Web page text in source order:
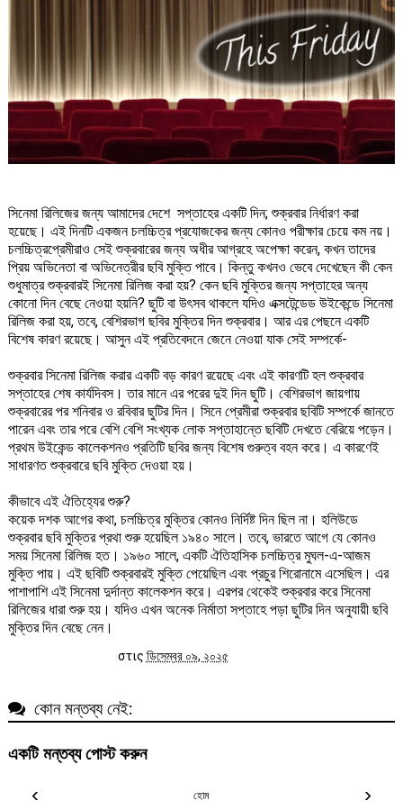
সিনেমা রিলিজের জন্য আমাদের দেশে সপ্তাহের একটি দিন; শুক্রবার নির্ধারণ করা
হয়েছে। এই দিনটি একজন চলচ্চিত্র প্রযোজকের জন্য কোনও পরীক্ষার চেয়ে কম নয়।
চলচ্চিত্রপ্রেমীরাও সেই শুক্রবারের জন্য অধীর আগ্রহে অপেক্ষা করেন, কখন তাদের
প্রিয় অভিনেতা বা অভিনেত্রীর ছবি মুক্তি পাবে। কিন্তু কখনও ভেবে দেখেছেন কী কেন
শুধুমাত্র শুক্রবারই সিনেমা রিলিজ করা হয়? কেন ছবি মুক্তির জন্য সপ্তাহের অন্য
কোনো দিন বেছে নেওয়া হয়নি? ছুটি বা উৎসব থাকলে যদিও এক্সটেন্ডেড উইকেন্ডে সিনেমা
রিলিজ করা হয়, তবে, বেশিরভাগ ছবির মুক্তির দিন শুক্রবার। আর এর পেছনে একটি
বিশেষ কারণ রয়েছে। আসুন এই প্রতিবেদনে জেনে নেওয়া যাক সেই সম্পর্কে-
শুক্রবার সিনেমা রিলিজ করার একটি বড় কারণ রয়েছে এবং এই কারণটি হল শুক্রবার
সপ্তাহের শেষ কার্যদিবস। তার মানে এর পরের দুই দিন ছুটি। বেশিরভাগ জায়গায়
শুক্রবারের পর শনিবার ও রবিবার ছুটির দিন। সিনে প্রেমীরা শুক্রবার ছবিটি সম্পর্কে জানতে
পারেন এবং তার পরে বেশি বেশি সংখ্যক লোক সপ্তাহান্তে ছবিটি দেখতে বেরিয়ে পড়েন।
প্রথম উইকেন্ড কালেকশনও প্রতিটি ছবির জন্য বিশেষ গুরুত্ব বহন করে। এ কারণেই
সাধারণত শুক্রবারে ছবি মুক্তি দেওয়া হয়।
কীভাবে এই ঐতিহ্যের শুরু?
কয়েক দশক আগের কথা, চলচ্চিত্র মুক্তির কোনও নির্দিষ্ট দিন ছিল না। হলিউডে
শুক্রবার ছবি মুক্তির প্রথা শুরু হয়েছিল ১৯৪০ সালে। তবে, ভারতে আগে যে কোনও
সময় সিনেমা রিলিজ হত। ১৯৬০ সালে, একটি ঐতিহাসিক চলচ্চিত্র মুঘল-এ-আজম
মুক্তি পায়। এই ছবিটি শুক্রবারই মুক্তি পেয়েছিল এবং প্রচুর শিরোনামে এসেছিল। এর
পাশাপাশি এই সিনেমা দুর্দান্ত কালেকশন করে। এরপর থেকেই শুক্রবার করে সিনেমা
রিলিজের ধারা শুরু হয়। যদিও এখন অনেক নির্মাতা সপ্তাহে পড়া ছুটির দিন অনুযায়ী ছবি
মুক্তির দিন বেছে নেন।
στις ডিসেম্বর ০৯, ২০২৫
কোন মন্তব্য নেই:
একটি মন্তব্য পোস্ট করুন
‹ ›
হোম